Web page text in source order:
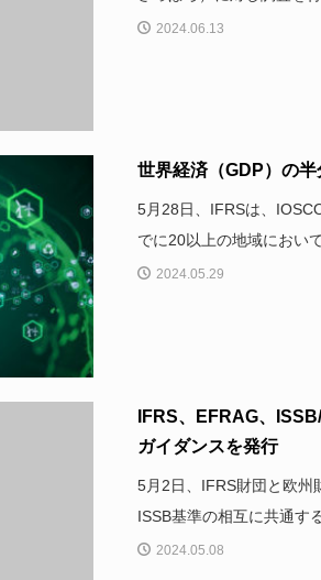
2024.06.13
世界経済（GDP）の
5月28日、IFRSは、
でに20以上の地域におい
2024.05.29
IFRS、EFRAG、
ガイダンスを発行
5月2日、IFRS財団と欧州
ISSB基準の相互に共通す
2024.05.08